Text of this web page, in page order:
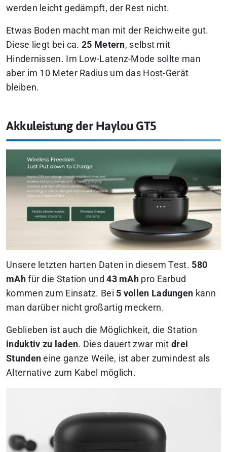
werden leicht gedämpft, der Rest nicht.
Etwas Boden macht man mit der Reichweite gut.
Diese liegt bei ca. 25 Metern, selbst mit
Hindernissen. Im Low-Latenz-Mode sollte man
aber im 10 Meter Radius um das Host-Gerät
bleiben.
Akkuleistung der Haylou GT5
Unsere letzten harten Daten in diesem Test. 580
mAhfür die Station und43 mAh pro Earbud
kommen zum Einsatz. Bei 5 vollen Ladungen kann
man darüber nicht großartig meckern.
Geblieben ist auch die Möglichkeit, die Station
induktiv zu laden. Dies dauert zwar mitdrei
Stunden eine ganze Weile, ist aber zumindest als
Alternative zum Kabel möglich.